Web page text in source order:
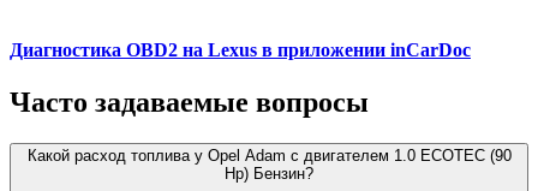
Диагностика OBD2 на Lexus в приложении inCarDoc
Часто задаваемые вопросы
Какой расход топлива у Opel Adam с двигателем 1.0 ECOTEC (90
Hp) Бензин?